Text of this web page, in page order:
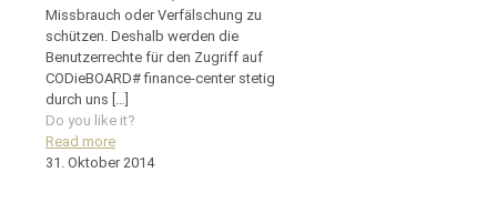
Missbrauch oder Verfälschung zu
schützen. Deshalb werden die
Benutzerrechte für den Zugriff auf
CODieBOARD# finance-center stetig
durch uns […]
Do you like it?
Read more
31. Oktober 2014